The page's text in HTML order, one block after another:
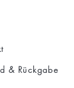
& Rückgabe